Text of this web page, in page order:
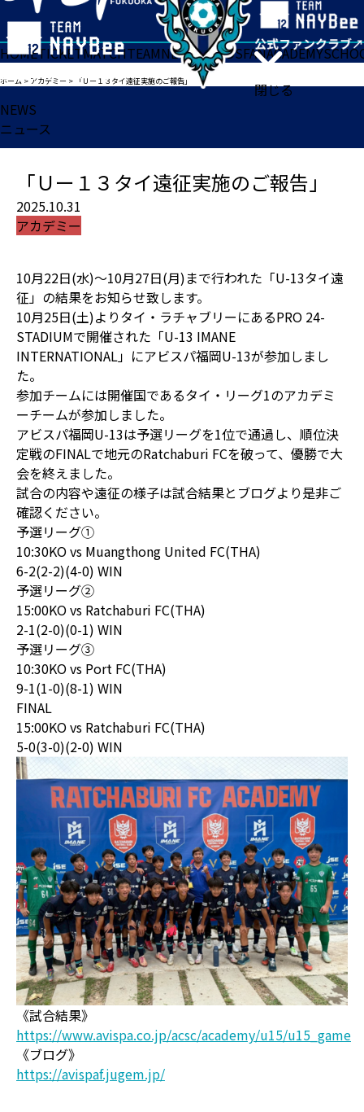
閉じる
HOMETICKETMATCHTEAMNEWSGOODSFANACADEMY
ホーム > アカデミー > 「Ｕー１３タイ遠征実施のご報告」
NEWS
ニュース
「Ｕー１３タイ遠征実施のご報告」
2025.10.31
アカデミー
10月22日(水)〜10月27日(月)まで行われた「U-13タイ遠
征」の結果をお知らせ致します。
10月25日(土)よりタイ・ラチャブリーにあるPRO 24-
STADIUMで開催された「U-13 IMANE
INTERNATIONAL」にアビスパ福岡U-13が参加しまし
た。
参加チームには開催国であるタイ・リーグ1のアカデミ
ーチームが参加しました。
アビスパ福岡U-13は予選リーグを1位で通過し、順位決
定戦のFINALで地元のRatchaburi FCを破って、優勝で大
会を終えました。
試合の内容や遠征の様子は試合結果とブログより是非ご
確認ください。
予選リーグ①
10:30KO vs Muangthong United FC(THA)
6-2(2-2)(4-0) WIN
予選リーグ②
15:00KO vs Ratchaburi FC(THA)
2-1(2-0)(0-1) WIN
予選リーグ③
10:30KO vs Port FC(THA)
9-1(1-0)(8-1) WIN
FINAL
15:00KO vs Ratchaburi FC(THA)
5-0(3-0)(2-0) WIN
《試合結果》
https://www.avispa.co.jp/acsc/academy/u15/u15_game
《ブログ》
https://avispaf.jugem.jp/